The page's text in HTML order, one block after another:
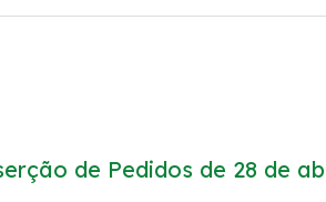
de Pedidos de 28 de